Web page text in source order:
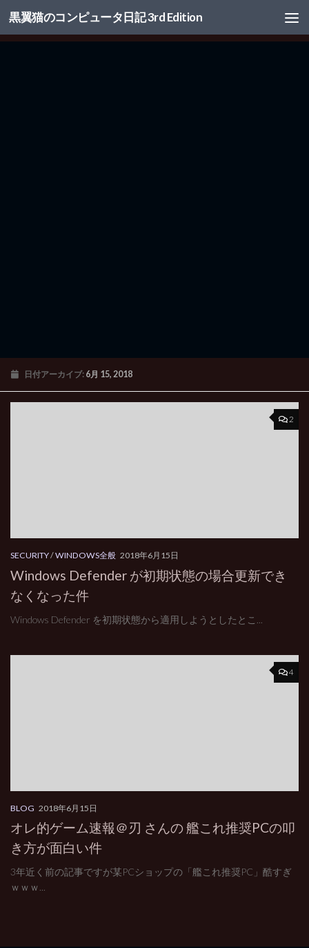
コンテンツへスキップ
黒翼猫のコンピュータ日記 3rd Edition
日付アーカイブ: 6月 15, 2018
2
SECURITY/WINDOWS全般 2018年6月15日
Windows Defender が初期状態の場合更新でき
なくなった件
Windows Defender を初期状態から適用しようとしたとこ...
4
BLOG 2018年6月15日
オレ的ゲーム速報＠刃 さんの 艦これ推奨PCの叩
き方が面白い件
3年近く前の記事ですが某PCショップの「艦これ推奨PC」酷すぎ
ｗｗｗ...